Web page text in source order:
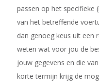
passen op het specifieke
van het betreffende
dan genoeg keus uit een
weten wat voor jou de
jouw gegevens en die
korte termijn krijg de